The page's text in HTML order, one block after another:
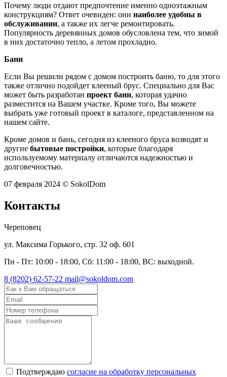
Почему люди отдают предпочтение именно одноэтажным
конструкциям? Ответ очевиден: они наиболее удобны в
обслуживании, а также их легче ремонтировать.
Популярность деревянных домов обусловлена тем, что зимой
в них достаточно тепло, а летом прохладно.
Бани
Если Вы решили рядом с домом построить баню, то для этого
также отлично подойдет клееный брус. Специально для Вас
может быть разработан проект бани, которая удачно
разместится на Вашем участке. Кроме того, Вы можете
выбрать уже готовый проект в каталоге, представленном на
нашем сайте.
Кроме домов и бань, сегодня из клееного бруса возводят и
другие бытовые постройки, которые благодаря
используемому материалу отличаются надежностью и
долговечностью.
07 февраля 2024 © SokolDom
Контакты
Череповец
ул. Максима Горького, стр. 32 оф. 601
Пн - Пт: 10:00 - 18:00, Сб: 11:00 - 18:00, ВС: выходной.
8 (8202) 62-57-22 mail@sokoldom.com
Подтверждаю согласие на обработку персональных